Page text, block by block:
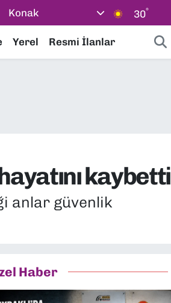
Konak 30°
Yerel Resmi İlanlar
kaybetti
anlar güvenlik
Haber